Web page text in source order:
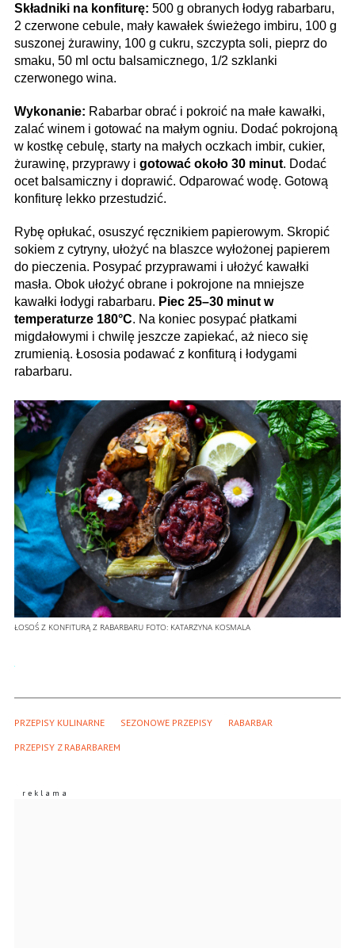
Składniki na konfiturę: 500 g obranych łodyg rabarbaru,
2 czerwone cebule, mały kawałek świeżego imbiru, 100 g
suszonej żurawiny, 100 g cukru, szczypta soli, pieprz do
smaku, 50 ml octu balsamicznego, 1/2 szklanki
czerwonego wina.
Wykonanie: Rabarbar obrać i pokroić na małe kawałki,
zalać winem i gotować na małym ogniu. Dodać pokrojoną
w kostkę cebulę, starty na małych oczkach imbir, cukier,
żurawinę, przyprawy i gotować około 30 minut. Dodać
ocet balsamiczny i doprawić. Odparować wodę. Gotową
konfiturę lekko przestudzić.
Rybę opłukać, osuszyć ręcznikiem papierowym. Skropić
sokiem z cytryny, ułożyć na blaszce wyłożonej papierem
do pieczenia. Posypać przyprawami i ułożyć kawałki
masła. Obok ułożyć obrane i pokrojone na mniejsze
kawałki łodygi rabarbaru. Piec 25–30 minut w
temperaturze 180°C. Na koniec posypać płatkami
migdałowymi i chwilę jeszcze zapiekać, aż nieco się
zrumienią. Łososia podawać z konfiturą i łodygami
rabarbaru.
ŁOSOŚ Z KONFITURĄ Z RABARBARU FOTO: KATARZYNA KOSMALA
PRZEPISY KULINARNE SEZONOWE PRZEPISY RABARBAR
PRZEPISY Z RABARBAREM